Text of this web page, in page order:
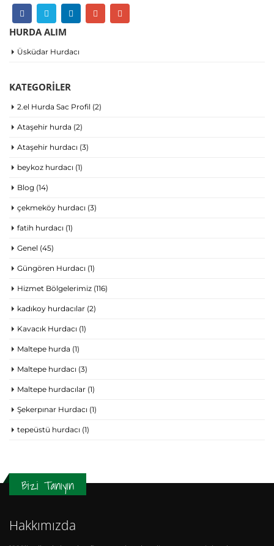
HURDA ALIM
Üsküdar Hurdacı
KATEGORILER
2.el Hurda Sac Profil (2)
Ataşehir hurda (2)
Ataşehir hurdacı (3)
beykoz hurdacı (1)
Blog (14)
çekmeköy hurdacı (3)
fatih hurdacı (1)
Genel (45)
Güngören Hurdacı (1)
Hizmet Bölgelerimiz (116)
kadıkoy hurdacılar (2)
Kavacık Hurdacı (1)
Maltepe hurda (1)
Maltepe hurdacı (3)
Maltepe hurdacılar (1)
Şekerpınar Hurdacı (1)
tepeüstü hurdacı (1)
Bizi Tanıyın
Hakkımızda